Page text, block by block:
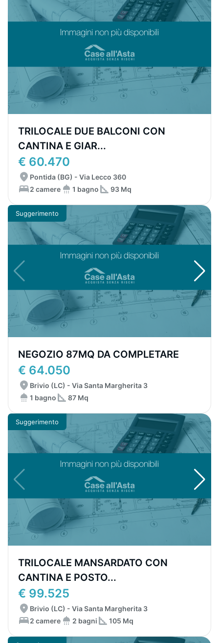
TRILOCALE DUE BALCONI CON
CANTINA E GIAR...
€ 60.470
Pontida (BG) - Via Lecco 360
2 camere
1 bagno 93 Mq
Suggerimento
NEGOZIO 87MQ DA COMPLETARE
€ 64.050
Brivio (LC) - Via Santa Margherita 3
1 bagno
87 Mq
Suggerimento
TRILOCALE MANSARDATO CON
CANTINA E POSTO...
€ 99.525
Brivio (LC) - Via Santa Margherita 3
2 camere
2 bagni 105 Mq